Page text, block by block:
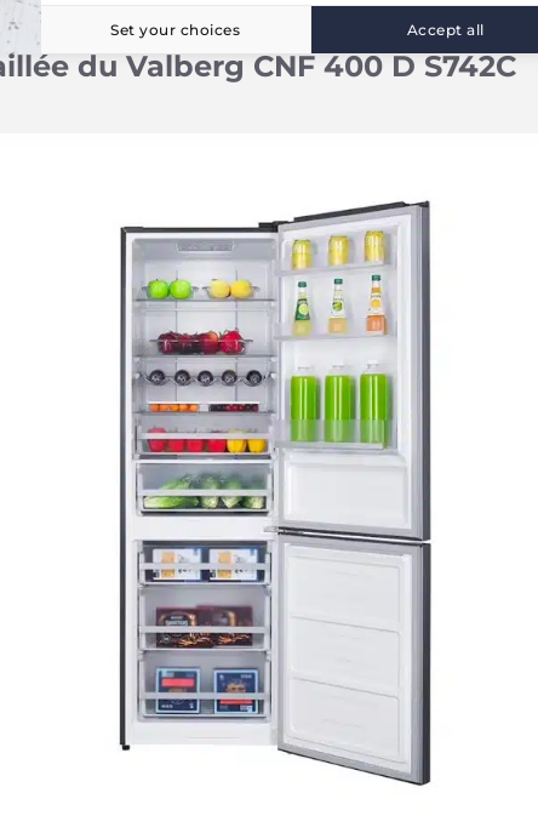
du Valberg CNF 400 D S742C
Set your choices Accept all